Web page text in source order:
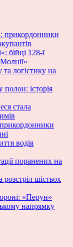
прикордонники
бійці 128-ї
логістику на
полон: історія
стала
водія
поранених на
шістьох
«Перун»
напрямку